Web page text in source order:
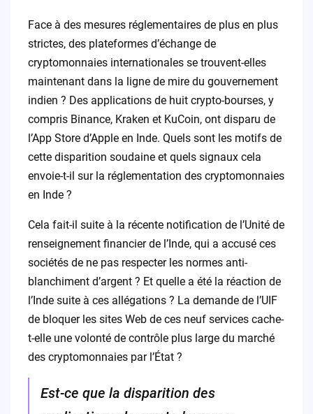
Face à des mesures réglementaires de plus en plus
strictes, des plateformes d’échange de
cryptomonnaies internationales se trouvent-elles
maintenant dans la ligne de mire du gouvernement
indien ? Des applications de huit crypto-bourses, y
compris Binance, Kraken et KuCoin, ont disparu de
l’App Store d’Apple en Inde. Quels sont les motifs de
cette disparition soudaine et quels signaux cela
envoie-t-il sur la réglementation des cryptomonnaies
en Inde ?
Cela fait-il suite à la récente notification de l’Unité de
renseignement financier de l’Inde, qui a accusé ces
sociétés de ne pas respecter les normes anti-
blanchiment d’argent ? Et quelle a été la réaction de
l’Inde suite à ces allégations ? La demande de l’UIF
de bloquer les sites Web de ces neuf services cache-
t-elle une volonté de contrôle plus large du marché
des cryptomonnaies par l’État ?
Est-ce que la disparition des